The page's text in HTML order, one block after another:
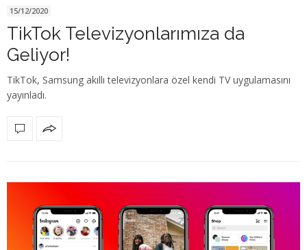
15/12/2020
TikTok Televizyonlarımıza da
Geliyor!
TikTok, Samsung akıllı televizyonlara özel kendi TV uygulamasını
yayınladı.